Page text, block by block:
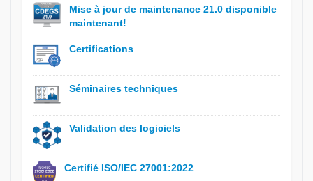
Mise à jour de maintenance 21.0 disponible
maintenant!
Certifications
Séminaires techniques
Validation des logiciels
Certifié ISO/IEC 27001:2022